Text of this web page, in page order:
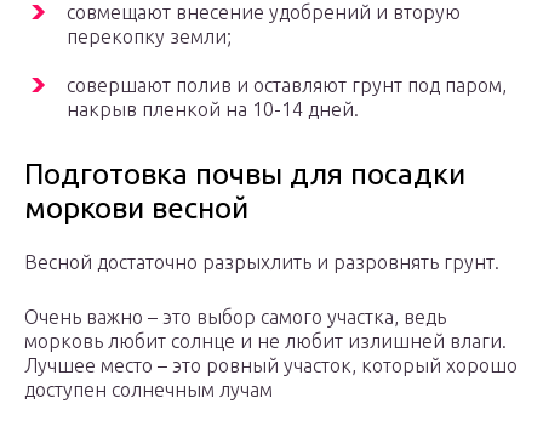
совмещают внесение удобрений и вторую
перекопку земли;
совершают полив и оставляют грунт под паром,
накрыв пленкой на 10-14 дней.
Подготовка почвы для посадки
моркови весной
Весной достаточно разрыхлить и разровнять грунт.
Очень важно – это выбор самого участка, ведь
морковь любит солнце и не любит излишней влаги.
Лучшее место – это ровный участок, который хорошо
доступен солнечным лучам